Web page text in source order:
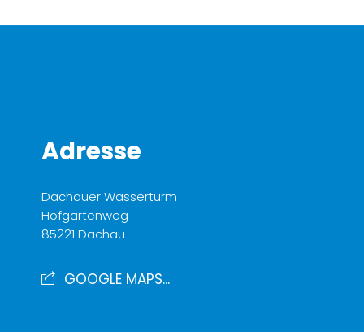
Adresse
Dachauer Wasserturm
Hofgartenweg
85221 Dachau
GOOGLE MAPS...